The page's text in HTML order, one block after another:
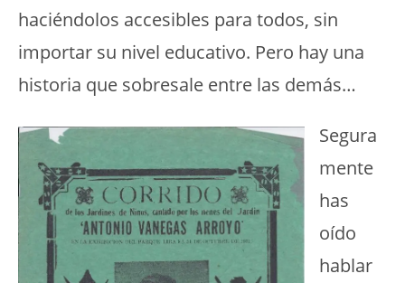
haciéndolos accesibles para todos, sin
importar su nivel educativo. Pero hay una
historia que sobresale entre las demás…
Segura
mente
has
oído
hablar